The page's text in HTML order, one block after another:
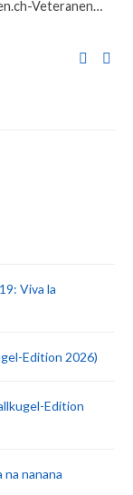
Veteranen…
Viva la
Edition 2026)
Edition
na nanana